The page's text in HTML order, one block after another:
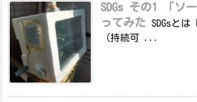
SDGs その1 「ソ
ってみた
SDGsと
（持続可 ...